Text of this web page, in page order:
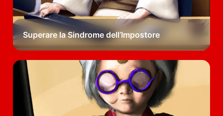
Superare la Sindrome dell’Impostore